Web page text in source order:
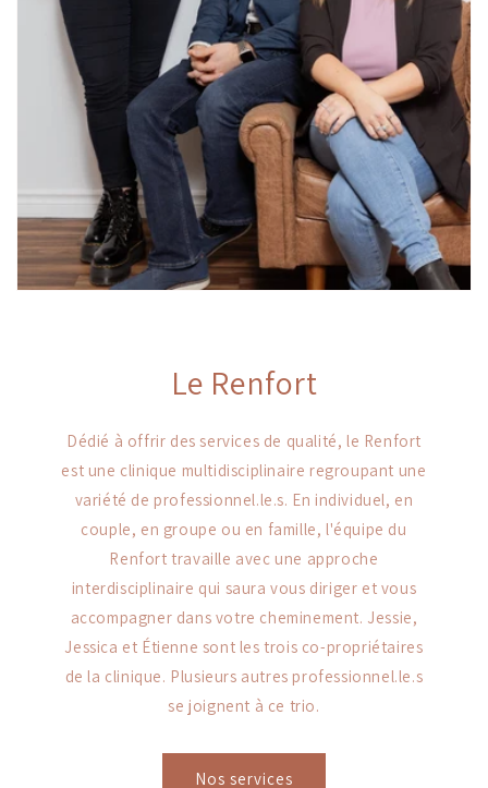
Le Renfort
Dédié à offrir des services de qualité, le Renfort
est une clinique multidisciplinaire regroupant une
variété de professionnel.le.s. En individuel, en
couple, en groupe ou en famille, l'équipe du
Renfort travaille avec une approche
interdisciplinaire qui saura vous diriger et vous
accompagner dans votre cheminement. Jessie,
Jessica et Étienne sont les trois co-propriétaires
de la clinique. Plusieurs autres professionnel.le.s
se joignent à ce trio.
Nos services